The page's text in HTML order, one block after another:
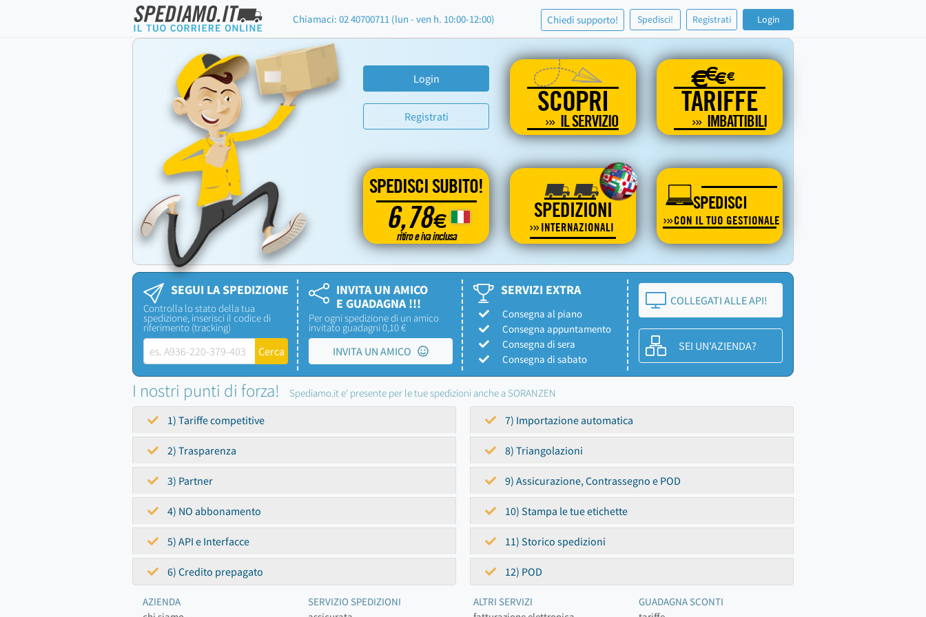
Chiamaci: 02 40700711 (lun - ven h. 10:00-12:00) Chiedi supporto! Spedisci! Registrati Login
Login
Registrati SCOPRI
IL SERVIZIO
€€€€
TARIFFE
IMBATTIBILI
SPEDISCI SUBITO!
6,78€
ritiro e iva inclusa
SPEDIZIONI
INTERNAZIONALI
SPEDISCI
CON IL TUO GESTIONALE
SEGUI LA SPEDIZIONE
Controlla lo stato della tua
spedizione, inserisci il codice di
riferimento (tracking)
INVITA UN AMICO
E GUADAGNA !!!
Per ogni spedizione di un amico
invitato guadagni 0,10 €
INVITA UN AMICO
SERVIZI EXTRA
Consegna al piano
Consegna appuntamento
Consegna di sera
Consegna di sabato
COLLEGATI ALLE API!
SEI UN'AZIENDA?
I nostri punti di forza! Spediamo.it e' presente per le tue spedizioni anche a SORANZEN
1) Tariffe competitive
2) Trasparenza
3) Partner
4) NO abbonamento
5) API e Interfacce
6) Credito prepagato
7) Importazione automatica
8) Triangolazioni
9) Assicurazione, Contrassegno e POD
10) Stampa le tue etichette
11) Storico spedizioni
12) POD
AZIENDA
SERVIZIO SPEDIZIONI
ALTRI SERVIZI
GUADAGNA SCONTI